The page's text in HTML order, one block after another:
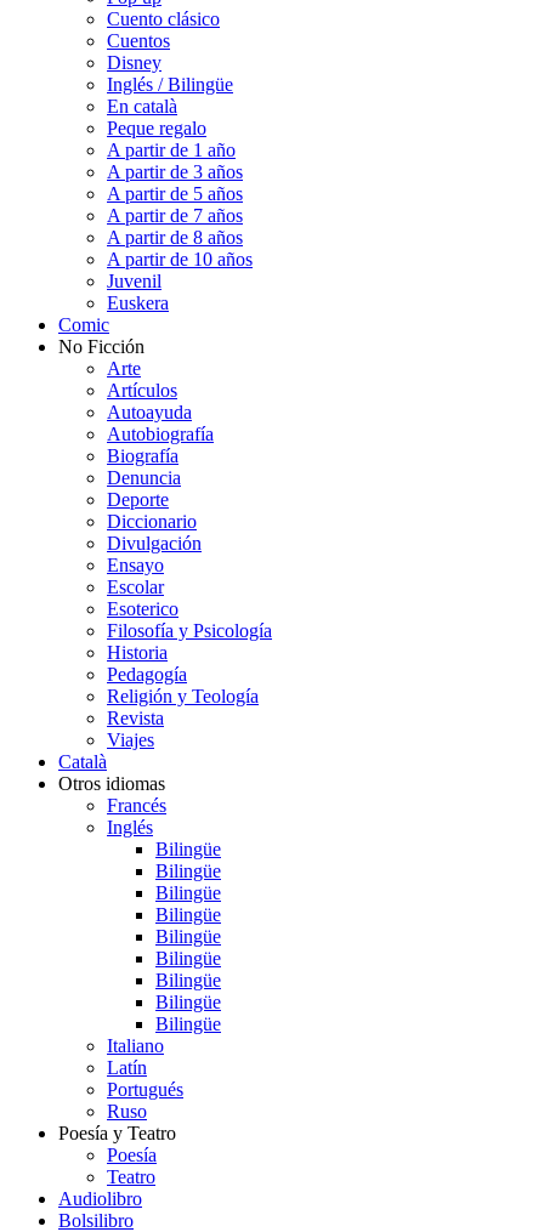
Cuento clásico
Cuentos
Disney
Inglés / Bilingüe
En català
Peque regalo
A partir de 1 año
A partir de 3 años
A partir de 5 años
A partir de 7 años
A partir de 8 años
A partir de 10 años
Juvenil
Euskera
Comic
No Ficción
Arte
Artículos
Autoayuda
Autobiografía
Biografía
Denuncia
Deporte
Diccionario
Divulgación
Ensayo
Escolar
Esoterico
Filosofía y Psicología
Historia
Pedagogía
Religión y Teología
Revista
Viajes
Català
Otros idiomas
Francés
Inglés
Bilingüe
Bilingüe
Bilingüe
Bilingüe
Bilingüe
Bilingüe
Bilingüe
Bilingüe
Bilingüe
Italiano
Latín
Portugués
Ruso
Poesía y Teatro
Poesía
Teatro
Audiolibro
Bolsilibro